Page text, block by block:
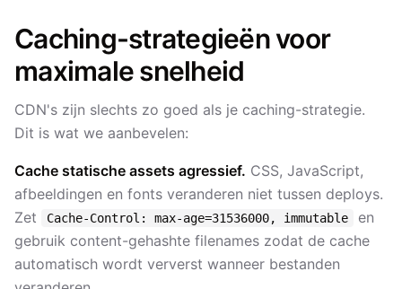
Caching-strategieën voor
maximale snelheid
CDN's zijn slechts zo goed als je caching-strategie.
Dit is wat we aanbevelen:
Cache statische assets agressief. CSS, JavaScript,
afbeeldingen en fonts veranderen niet tussen deploys.
Zet
Cache-Control: max-age=31536000, immutable
en
gebruik content-gehashte filenames zodat de cache
automatisch wordt ververst wanneer bestanden